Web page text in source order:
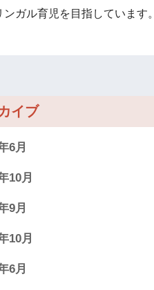
ンガル育児を目指しています。
イブ
6月
10月
9月
10月
6月